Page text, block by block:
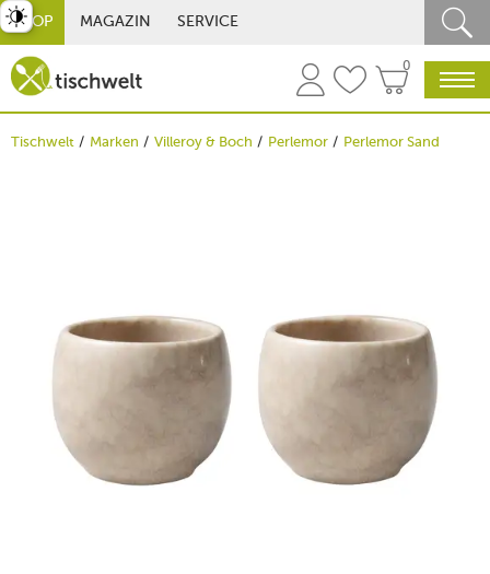
SHOP MAGAZIN SERVICE
0
Tischwelt Marken Villeroy & Boch Perlemor Perlemor Sand
umschalten